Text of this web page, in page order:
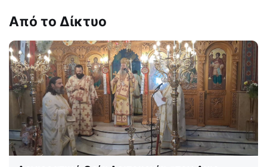
Από το Δίκτυο